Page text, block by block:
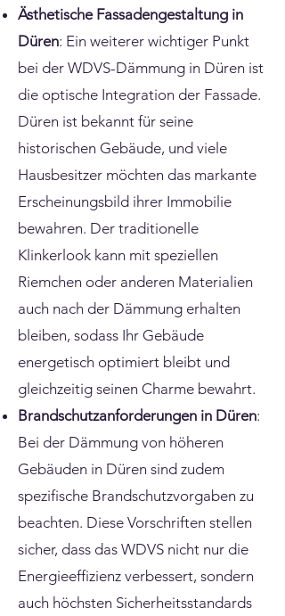
Ästhetische Fassadengestaltung in
Düren: Ein weiterer wichtiger Punkt
bei der WDVS-Dämmung in Düren ist
die optische Integration der Fassade.
Düren ist bekannt für seine
historischen Gebäude, und viele
Hausbesitzer möchten das markante
Erscheinungsbild ihrer Immobilie
bewahren. Der traditionelle
Klinkerlook kann mit speziellen
Riemchen oder anderen Materialien
auch nach der Dämmung erhalten
bleiben, sodass Ihr Gebäude
energetisch optimiert bleibt und
gleichzeitig seinen Charme bewahrt.
Brandschutzanforderungen in Düren:
Bei der Dämmung von höheren
Gebäuden in Düren sind zudem
spezifische Brandschutzvorgaben zu
beachten. Diese Vorschriften stellen
sicher, dass das WDVS nicht nur die
Energieeffizienz verbessert, sondern
auch höchsten Sicherheitsstandards